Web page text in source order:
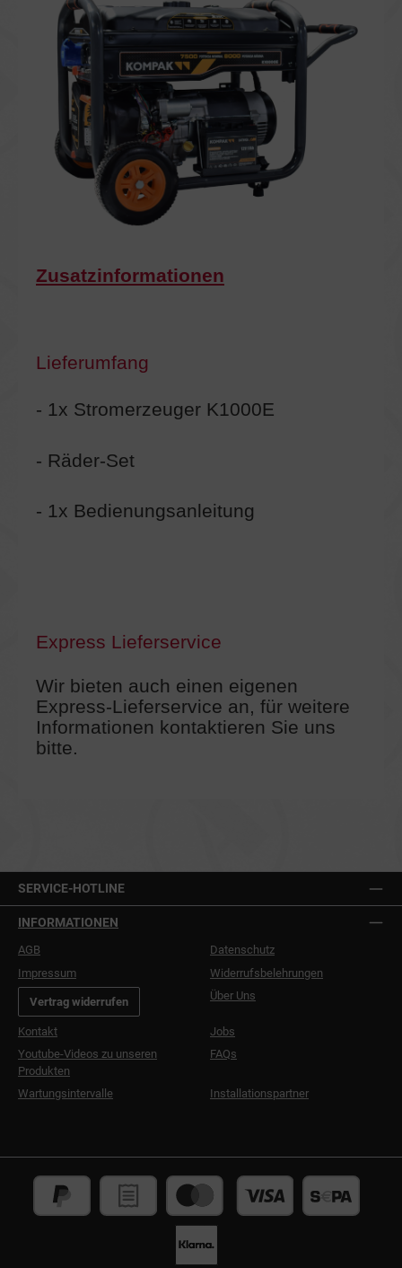
Zusatzinformationen
Lieferumfang
- 1x Stromerzeuger K1000E
- Räder-Set
- 1x Bedienungsanleitung
Express Lieferservice
Wir bieten auch einen eigenen
Express-Lieferservice an, für weitere
Informationen kontaktieren Sie uns
bitte.
SERVICE-HOTLINE
INFORMATIONEN
AGB
Datenschutz
Impressum
Widerrufsbelehrungen
Vertrag widerrufen Über Uns
Kontakt
Jobs
Youtube-Videos zu unseren
Produkten
FAQs
Wartungsintervalle Installationspartner